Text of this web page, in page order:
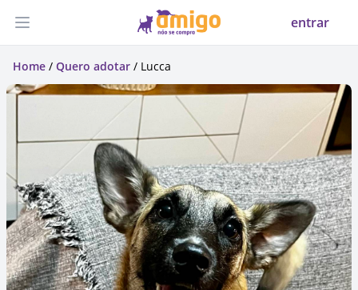
Abrir menu entrar
Home / Quero adotar / Lucca